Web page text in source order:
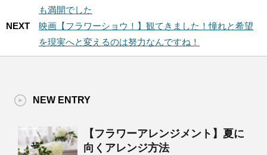
も満開でした
NEXT
映画【フラワーショウ！】観てきました！憧れと希望
を現実へと変えるのは努力なんですね！
NEW ENTRY
【フラワーアレンジメント】夏に
向くアレンジ方法